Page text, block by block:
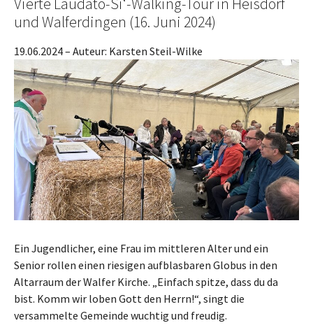
Vierte Laudato-Si‘-Walking-Tour in Heisdorf
und Walferdingen (16. Juni 2024)
19.06.2024– Auteur: Karsten Steil-Wilke
Ein Jugendlicher, eine Frau im mittleren Alter und ein
Senior rollen einen riesigen aufblasbaren Globus in den
Altarraum der Walfer Kirche. „Einfach spitze, dass du da
bist. Komm wir loben Gott den Herrn!“, singt die
versammelte Gemeinde wuchtig und freudig.